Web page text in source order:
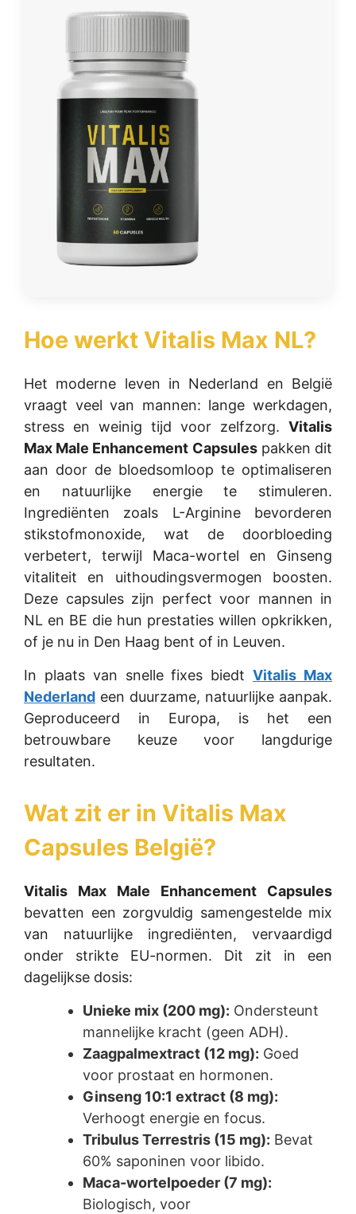
Hoe werkt Vitalis Max NL?
Het moderne leven in Nederland en België
vraagt veel van mannen: lange werkdagen,
stress en weinig tijd voor zelfzorg. Vitalis
Max Male Enhancement Capsulespakken dit
aan door de bloedsomloop te optimaliseren
en natuurlijke energie te stimuleren.
Ingrediënten zoals L-Arginine bevorderen
stikstofmonoxide, wat de doorbloeding
verbetert, terwijl Maca-wortel en Ginseng
vitaliteit en uithoudingsvermogen boosten.
Deze capsules zijn perfect voor mannen in
NL en BE die hun prestaties willen opkrikken,
of je nu in Den Haag bent of in Leuven.
In plaats van snelle fixes biedtVitalis Max
Nederland een duurzame, natuurlijke aanpak.
Geproduceerd in Europa, is het een
betrouwbare keuze voor langdurige
resultaten.
Wat zit er in Vitalis Max
Capsules België?
Vitalis Max Male Enhancement Capsules
bevatten een zorgvuldig samengestelde mix
van natuurlijke ingrediënten, vervaardigd
onder strikte EU-normen. Dit zit in een
dagelijkse dosis:
Unieke mix (200 mg): Ondersteunt
mannelijke kracht (geen ADH).
Zaagpalmextract (12 mg): Goed
voor prostaat en hormonen.
Ginseng 10:1 extract (8 mg):
Verhoogt energie en focus.
Tribulus Terrestris (15 mg): Bevat
60% saponinen voor libido.
Maca-wortelpoeder (7 mg):
Biologisch, voor